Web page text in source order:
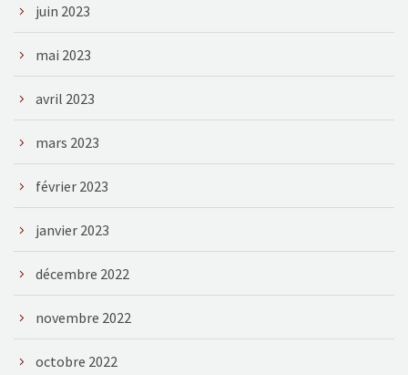
juin 2023
mai 2023
avril 2023
mars 2023
février 2023
janvier 2023
décembre 2022
novembre 2022
octobre 2022